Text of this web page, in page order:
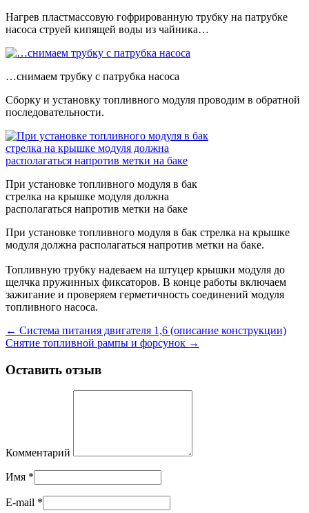
Нагрев пластмассовую гофрированную трубку на патрубке
насоса струей кипящей воды из чайника…
…снимаем трубку с патрубка насоса
Сборку и установку топливного модуля проводим в обратной
последовательности.
При установке топливного модуля в бак
стрелка на крышке модуля должна
располагаться напротив метки на баке
При установке топливного модуля в бак стрелка на крышке
модуля должна располагаться напротив метки на баке.
Топливную трубку надеваем на штуцер крышки модуля до
щелчка пружинных фиксаторов. В конце работы включаем
зажигание и проверяем герметичность соединений модуля
топливного насоса.
← Система питания двигателя 1,6 (описание конструкции)
Снятие топливной рампы и форсунок →
Оставить отзыв
Комментарий
Имя *
E-mail *